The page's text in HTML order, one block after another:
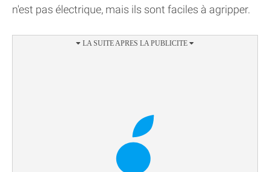
n'est pas électrique, mais ils sont faciles à agripper.